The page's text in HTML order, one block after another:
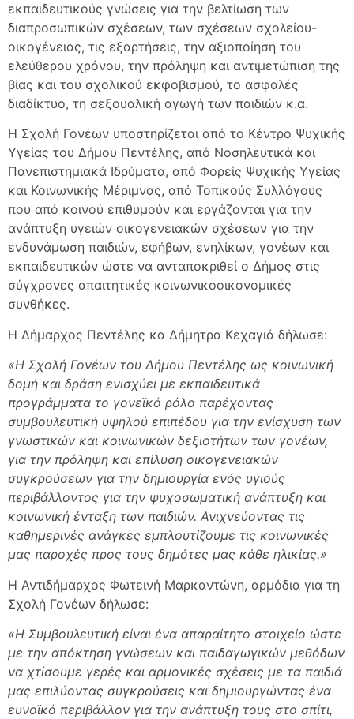
εκπαιδευτικούς γνώσεις για την βελτίωση των
διαπροσωπικών σχέσεων, των σχέσεων σχολείου-
οικογένειας, τις εξαρτήσεις, την αξιοποίηση του
ελεύθερου χρόνου, την πρόληψη και αντιμετώπιση της
βίας και του σχολικού εκφοβισμού, το ασφαλές
διαδίκτυο, τη σεξουαλική αγωγή των παιδιών κ.α.
Η Σχολή Γονέων υποστηρίζεται από το Κέντρο Ψυχικής
Υγείας του Δήμου Πεντέλης, από Νοσηλευτικά και
Πανεπιστημιακά Ιδρύματα, από Φορείς Ψυχικής Υγείας
και Κοινωνικής Μέριμνας, από Τοπικούς Συλλόγους
που από κοινού επιθυμούν και εργάζονται για την
ανάπτυξη υγειών οικογενειακών σχέσεων για την
ενδυνάμωση παιδιών, εφήβων, ενηλίκων, γονέων και
εκπαιδευτικών ώστε να ανταποκριθεί ο Δήμος στις
σύγχρονες απαιτητικές κοινωνικοοικονομικές
συνθήκες.
Η Δήμαρχος Πεντέλης κα Δήμητρα Κεχαγιά δήλωσε:
«Η Σχολή Γονέων του Δήμου Πεντέλης ως κοινωνική
δομή και δράση ενισχύει με εκπαιδευτικά
προγράμματα το γονεϊκό ρόλο παρέχοντας
συμβουλευτική υψηλού επιπέδου για την ενίσχυση των
γνωστικών και κοινωνικών δεξιοτήτων των γονέων,
για την πρόληψη και επίλυση οικογενειακών
συγκρούσεων για την δημιουργία ενός υγιούς
περιβάλλοντος για την ψυχοσωματική ανάπτυξη και
κοινωνική ένταξη των παιδιών. Ανιχνεύοντας τις
καθημερινές ανάγκες εμπλουτίζουμε τις κοινωνικές
μας παροχές προς τους δημότες μας κάθε ηλικίας.»
Η Αντιδήμαρχος Φωτεινή Μαρκαντώνη, αρμόδια για τη
Σχολή Γονέων δήλωσε:
«Η Συμβουλευτική είναι ένα απαραίτητο στοιχείο ώστε
με την απόκτηση γνώσεων και παιδαγωγικών μεθόδων
να χτίσουμε γερές και αρμονικές σχέσεις με τα παιδιά
μας επιλύοντας συγκρούσεις και δημιουργώντας ένα
ευνοϊκό περιβάλλον για την ανάπτυξη τους στο σπίτι,